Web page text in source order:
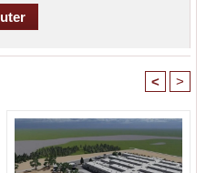
< >